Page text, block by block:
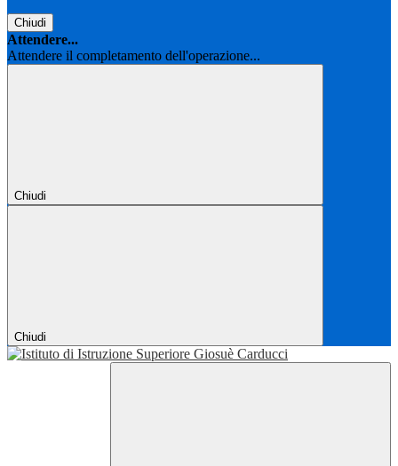
Chiudi
Attendere...
Attendere il completamento dell'operazione...
Chiudi
Chiudi